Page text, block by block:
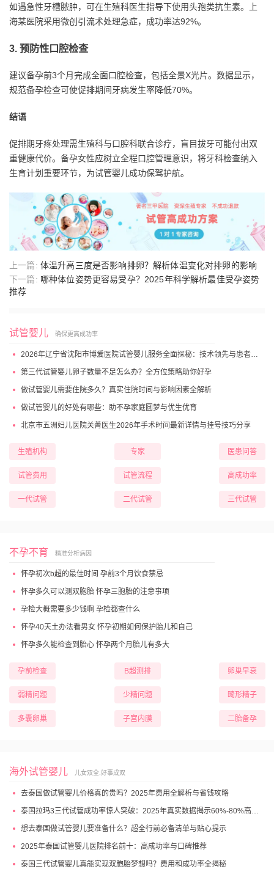
如遇急性牙槽脓肿，可在生殖科医生指导下使用头孢类抗生素。上
海某医院采用微创引流术处理急症，成功率达92%。
3. 预防性口腔检查
建议备孕前3个月完成全面口腔检查，包括全景X光片。数据显示，
规范备孕检查可使促排期间牙病发生率降低70%。
结语
促排期牙疼处理需生殖科与口腔科联合诊疗，盲目拔牙可能付出双
重健康代价。备孕女性应树立全程口腔管理意识，将牙科检查纳入
生育计划重要环节，为试管婴儿成功保驾护航。
上一篇: 体温升高三度是否影响排卵？解析体温变化对排卵的影响
下一篇: 哪种体位姿势更容易受孕？2025年科学解析最佳受孕姿势
推荐
试管婴儿 确保更高成功率
2026年辽宁省沈阳市博爱医院试管婴儿服务全面探秘：技术领先与患者高满意度
第三代试管婴儿卵子数量不足怎么办？全方位策略助你好孕
做试管婴儿需要住院多久？真实住院时间与影响因素全解析
做试管婴儿的好处有哪些：助不孕家庭圆梦与优生优育
北京市五洲妇儿医院关菁医生2026年手术时间最新详情与挂号技巧分享
生殖机构 专家 医患问答
试管费用 试管流程 高成功率
一代试管 二代试管 三代试管
不孕不育 精准分析病因
怀孕初次b超的最佳时间 孕前3个月饮食禁忌
怀孕多久可以测双胞胎 怀孕三胞胎的注意事项
孕检大概需要多少钱啊 孕检都查什么
怀孕40天土办法看男女 怀孕初期如何保护胎儿和自己
怀孕多久能检查到胎心 怀孕两个月胎儿有多大
孕前检查 B超测排 卵巢早衰
弱精问题 少精问题 畸形精子
多囊卵巢 子宫内膜 二胎备孕
海外试管婴儿 儿女双全,好事成双
去泰国做试管婴儿价格真的贵吗？2025年费用全解析与省钱攻略
泰国拉玛3三代试管成功率惊人突破：2025年真实数据揭示60%-80%高成功妊娠率
想去泰国做试管婴儿要准备什么？超全行前必备清单与贴心提示
2025年泰国试管婴儿医院排名前十：高成功率与口碑推荐
泰国三代试管婴儿真能实现双胞胎梦想吗？费用和成功率全揭秘